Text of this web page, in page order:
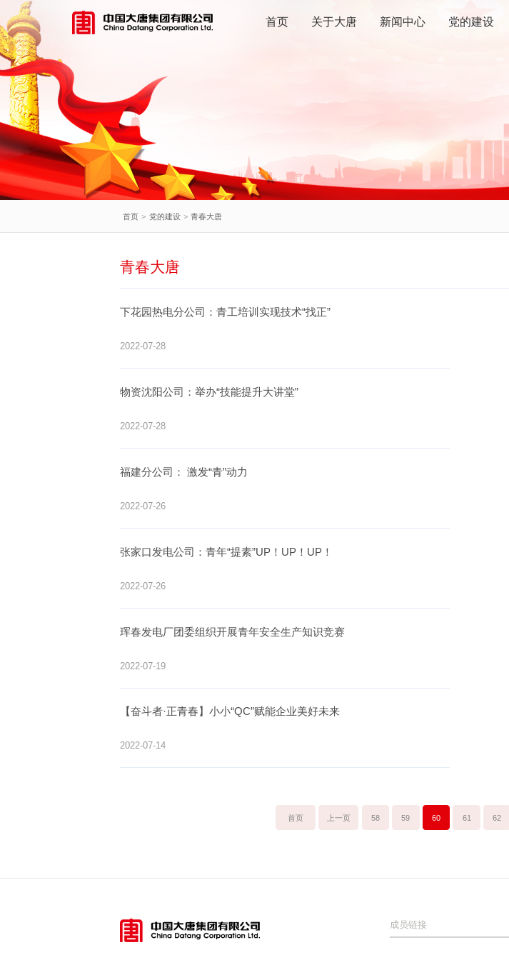
首页 关于大唐 新闻中心 党的建设
首页 > 党的建设 > 青春大唐
青春大唐
下花园热电分公司：青工培训实现技术“找正”
2022-07-28
物资沈阳公司：举办“技能提升大讲堂”
2022-07-28
福建分公司： 激发“青”动力
2022-07-26
张家口发电公司：青年“提素”UP！UP！UP！
2022-07-26
珲春发电厂团委组织开展青年安全生产知识竞赛
2022-07-19
【奋斗者·正青春】小小“QC”赋能企业美好未来
2022-07-14
首页 上一页 58 59 60 61 62
成员链接